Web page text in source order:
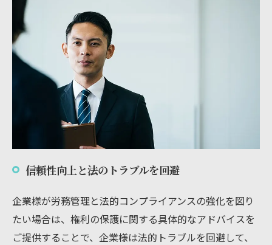
信頼性向上と法のトラブルを回避
企業様が労務管理と法的コンプライアンスの強化を図り
たい場合は、権利の保護に関する具体的なアドバイスを
ご提供することで、企業様は法的トラブルを回避して、